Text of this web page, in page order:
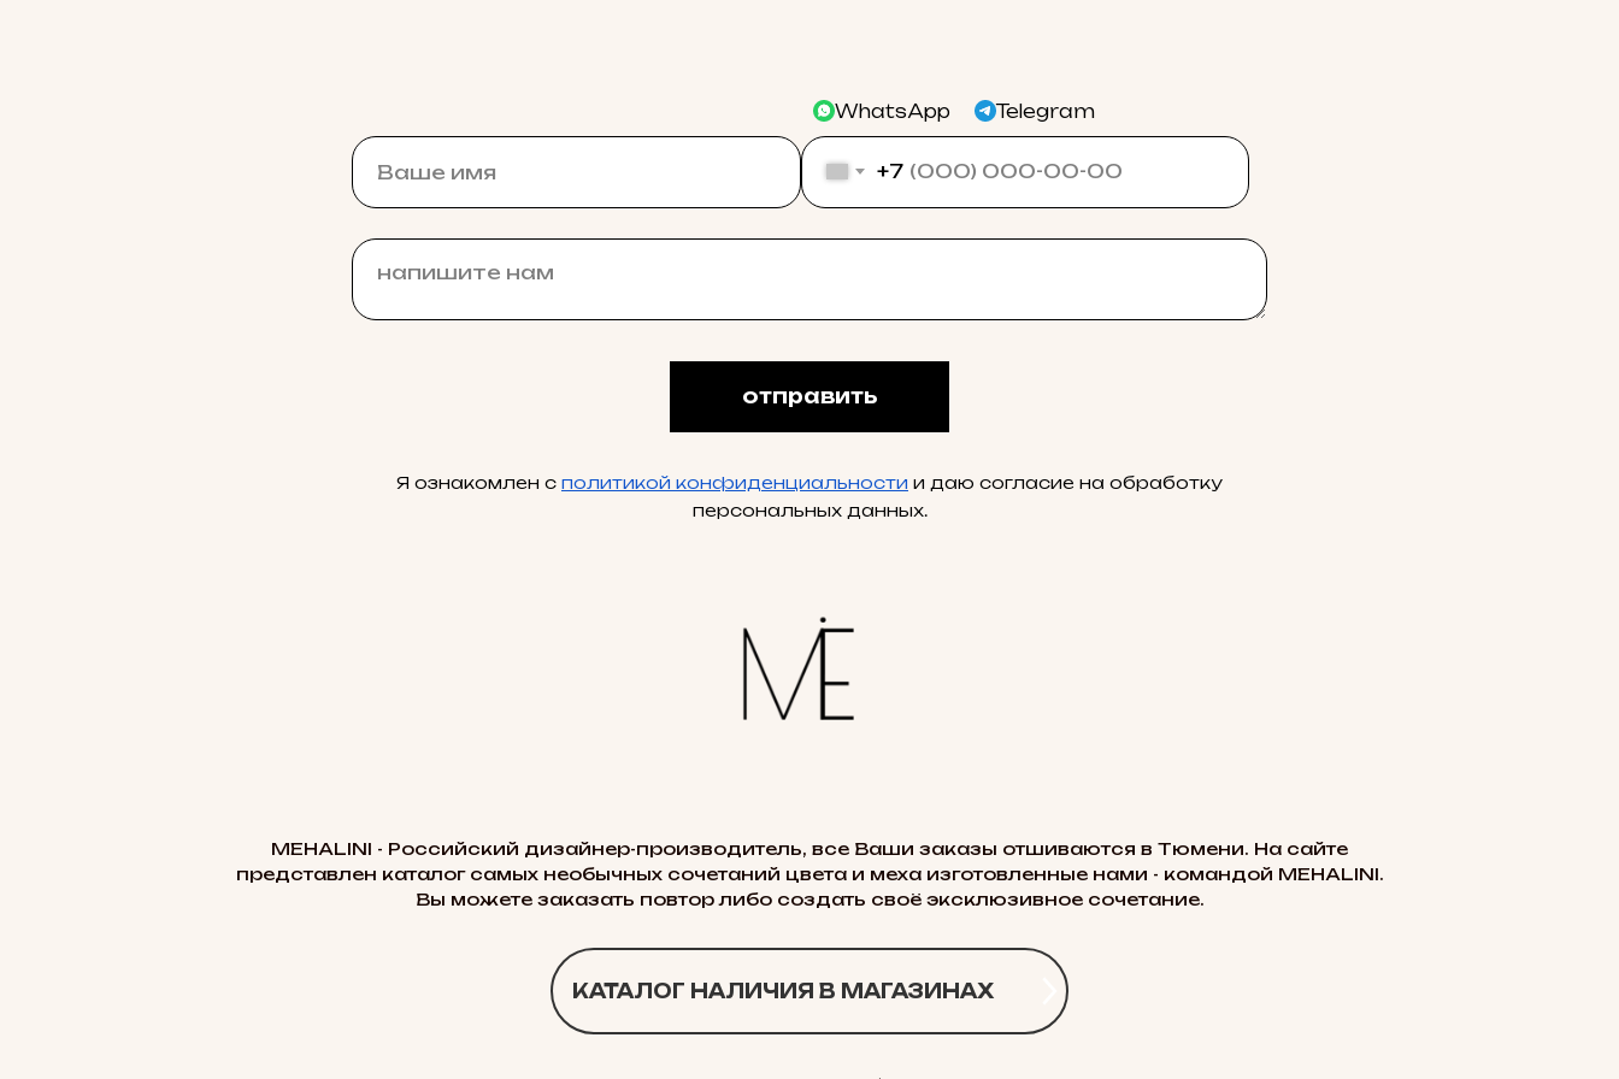
WhatsApp Telegram
+7
отправить
Я ознакомлен с политикой конфиденциальности и даю согласие на обработку
персональных данных.
MEHALINI - Российский дизайнер-производитель, все Ваши заказы отшиваются в Тюмени. На сайте
представлен каталог самых необычных сочетаний цвета и меха изготовленные нами - командой MEHALINI.
Вы можете заказать повтор либо создать своё эксклюзивное сочетание.
КАТАЛОГ НАЛИЧИЯ В МАГАЗИНАХ